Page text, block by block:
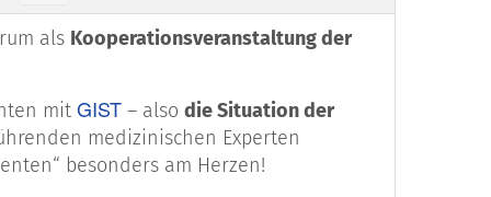
als Kooperationsveranstaltung der
mit GIST – also die Situation der
medizinischen Experten
besonders am Herzen!